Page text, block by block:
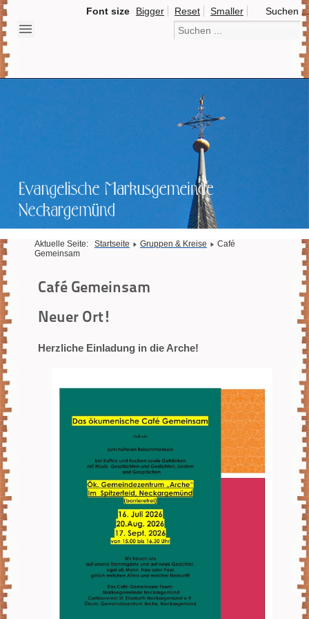
Font size Bigger Reset Smaller Suchen
Aktuelle Seite: Startseite Gruppen & Kreise
Café
Gemeinsam
Café Gemeinsam
Neuer Ort!
Herzliche Einladung in die Arche!